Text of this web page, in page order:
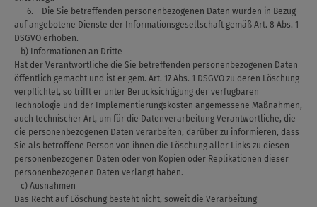
6. Die Sie betreffenden personenbezogenen Daten wurden in Bezug
auf angebotene Dienste der Informationsgesellschaft gemäß Art. 8 Abs. 1
DSGVO erhoben.
b) Informationen an Dritte
Hat der Verantwortliche die Sie betreffenden personenbezogenen Daten
öffentlich gemacht und ist er gem. Art. 17 Abs. 1 DSGVO zu deren Löschung
verpflichtet, so trifft er unter Berücksichtigung der verfügbaren
Technologie und der Implementierungskosten angemessene Maßnahmen,
auch technischer Art, um für die Datenverarbeitung Verantwortliche, die
die personenbezogenen Daten verarbeiten, darüber zu informieren, dass
Sie als betroffene Person von ihnen die Löschung aller Links zu diesen
personenbezogenen Daten oder von Kopien oder Replikationen dieser
personenbezogenen Daten verlangt haben.
c) Ausnahmen
Das Recht auf Löschung besteht nicht, soweit die Verarbeitung